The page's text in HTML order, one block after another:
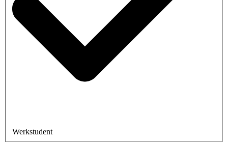
Werkstudent